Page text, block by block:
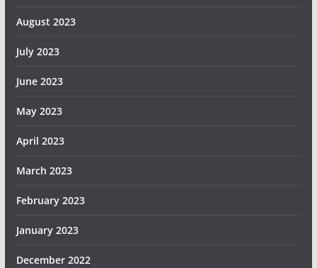
August 2023
July 2023
June 2023
May 2023
April 2023
March 2023
February 2023
January 2023
December 2022